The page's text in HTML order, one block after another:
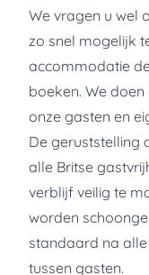
We vragen u wel
zo snel mogelijk
accommodatie
boeken. We
onze gasten en
De geruststelling
alle Britse
verblijf veilig te
worden
standaard na
tussen gasten.